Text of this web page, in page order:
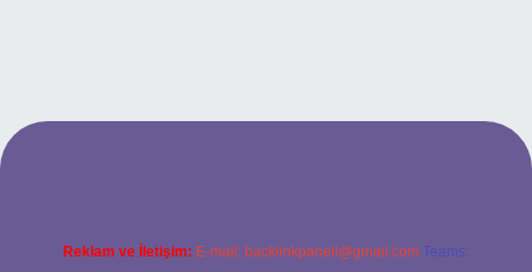
Reklam ve İletişim: E-mail: backlinkpaneli@gmail.com Teams: